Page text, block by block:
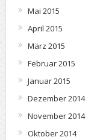
Mai 2015
April 2015
März 2015
Februar 2015
Januar 2015
Dezember 2014
November 2014
Oktober 2014